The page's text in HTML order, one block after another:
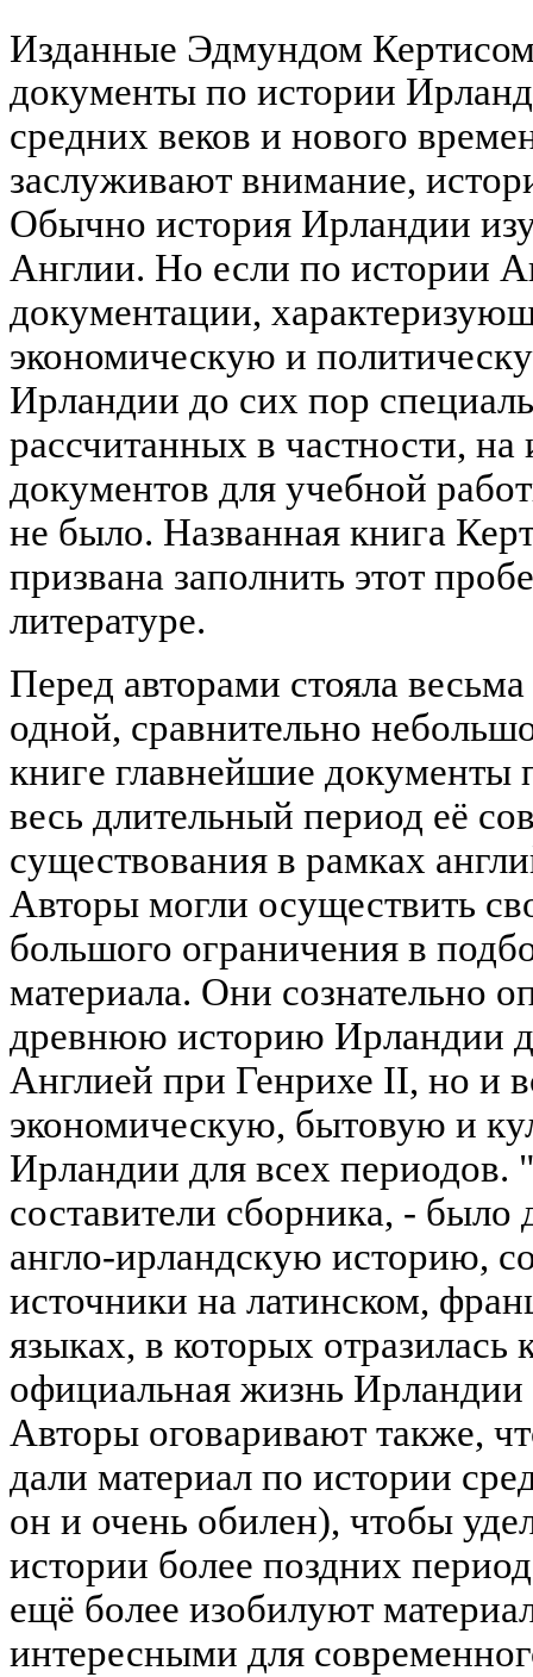
Изданные Эдмундом
документы по истории
средних веков и нового
заслуживают внимание,
Обычно история Ирландии
Англии. Но если по истории
документации,
экономическую и
Ирландии до сих пор
рассчитанных в частности, на
документов для учебной
не было. Названная книга
призвана заполнить этот
литературе.
Перед авторами стояла
одной, сравнительно
книге главнейшие документы
весь длительный период её
существования в рамках
Авторы могли осуществить
большого ограничения в
материала. Они сознательно
древнюю историю Ирландии
Англией при Генрихе II, но и
экономическую, бытовую и
Ирландии для всех
составители сборника, - было
англо-ирландскую историю,
источники на латинском,
языках, в которых отразилась
официальная жизнь Ирландии
Авторы оговаривают также,
дали материал по истории
он и очень обилен), чтобы
истории более поздних
ещё более изобилуют
интересными для